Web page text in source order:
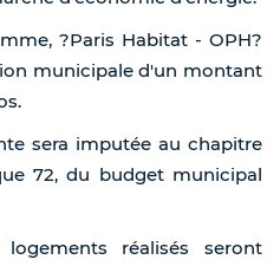
?Paris Habitat - OPH?
municipale d'un montant
sera imputée au chapitre
72, du budget municipal
réalisés seront